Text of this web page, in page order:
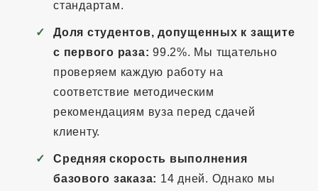
стандартам.
Доля студентов, допущенных к защите
с первого раза: 99.2%. Мы тщательно
проверяем каждую работу на
соответствие методическим
рекомендациям вуза перед сдачей
клиенту.
Средняя скорость выполнения
базового заказа: 14 дней. Однако мы